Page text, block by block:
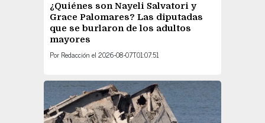
¿Quiénes son Nayeli Salvatori y
Grace Palomares? Las diputadas
que se burlaron de los adultos
mayores
Por Redacción el 2026-08-07T01:07:51